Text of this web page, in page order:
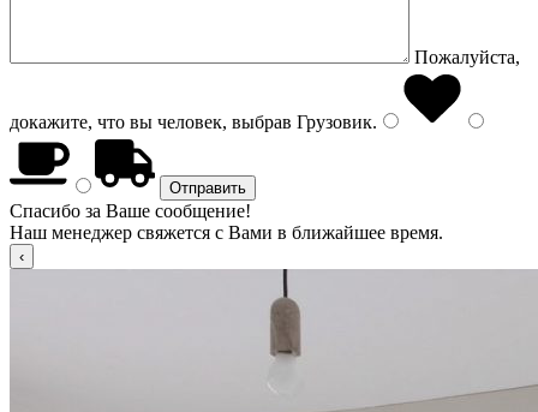
Пожалуйста,
докажите, что вы человек, выбрав Грузовик.
Спасибо за Ваше сообщение!
Наш менеджер свяжется с Вами в ближайшее время.